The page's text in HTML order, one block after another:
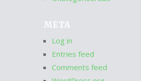
META
Log in
Entries feed
Comments feed